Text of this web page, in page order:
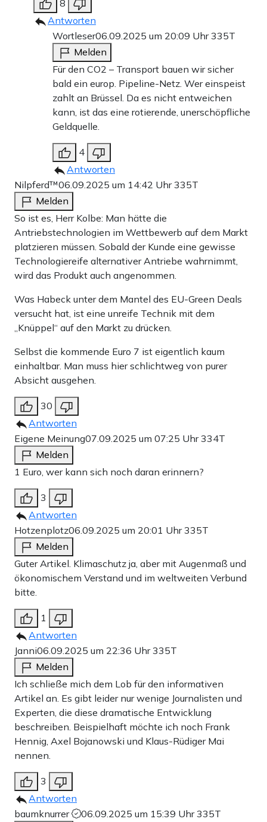
8
Antworten
Wortleser06.09.2025 um 20:09 Uhr335T
Melden
Für den CO2 – Transport bauen wir sicher
bald ein europ. Pipeline-Netz. Wer einspeist
zahlt an Brüssel. Da es nicht entweichen
kann, ist das eine rotierende, unerschöpfliche
Geldquelle.
4
Antworten
Nilpferd™06.09.2025 um 14:42 Uhr335T
Melden
So ist es, Herr Kolbe: Man hätte die
Antriebstechnologien im Wettbewerb auf dem Markt
platzieren müssen. Sobald der Kunde eine gewisse
Technologiereife alternativer Antriebe wahrnimmt,
wird das Produkt auch angenommen.
Was Habeck unter dem Mantel des EU-Green Deals
versucht hat, ist eine unreife Technik mit dem
„Knüppel“ auf den Markt zu drücken.
Selbst die kommende Euro 7 ist eigentlich kaum
einhaltbar. Man muss hier schlichtweg von purer
Absicht ausgehen.
30
Antworten
Eigene Meinung07.09.2025 um 07:25 Uhr334T
Melden
1 Euro, wer kann sich noch daran erinnern?
3
Antworten
Hotzenplotz06.09.2025 um 20:01 Uhr335T
Melden
Guter Artikel. Klimaschutz ja, aber mit Augenmaß und
ökonomischem Verstand und im weltweiten Verbund
bitte.
1
Antworten
Janni06.09.2025 um 22:36 Uhr335T
Melden
Ich schließe mich dem Lob für den informativen
Artikel an. Es gibt leider nur wenige Journalisten und
Experten, die diese dramatische Entwicklung
beschreiben. Beispielhaft möchte ich noch Frank
Hennig, Axel Bojanowski und Klaus-Rüdiger Mai
nennen.
3
Antworten
baumknurrer
06.09.2025 um 15:39 Uhr335T